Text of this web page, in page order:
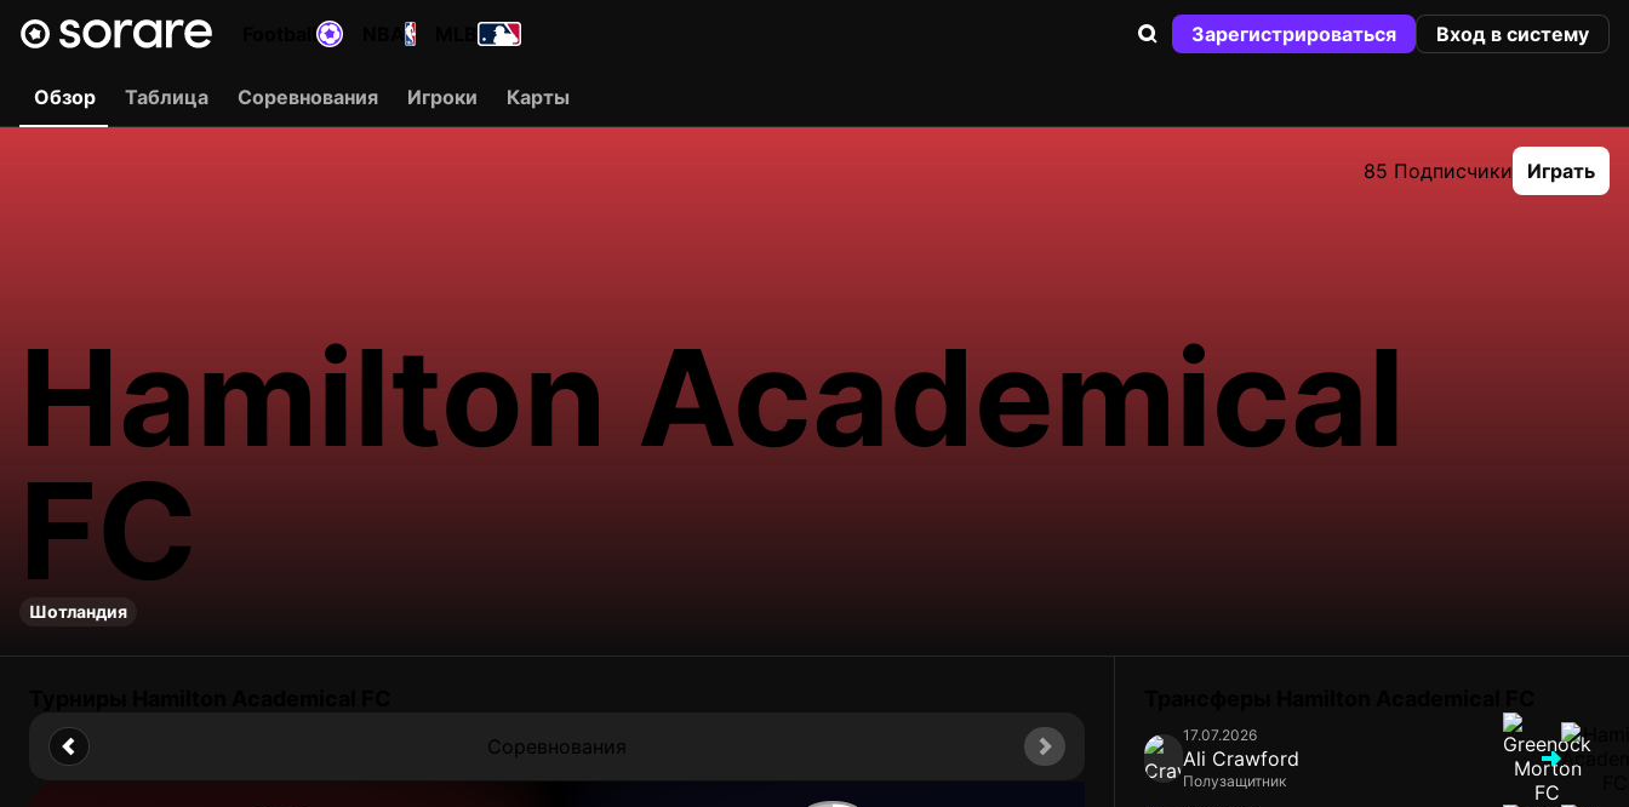
Зарегистрироваться Вход в систему
Обзор Таблица Соревнования Игроки Карты
85 Подписчики Играть
Hamilton Academical
FC
Шотландия
Соревнования 17.07.2026
Ali Crawford
Полузащитник